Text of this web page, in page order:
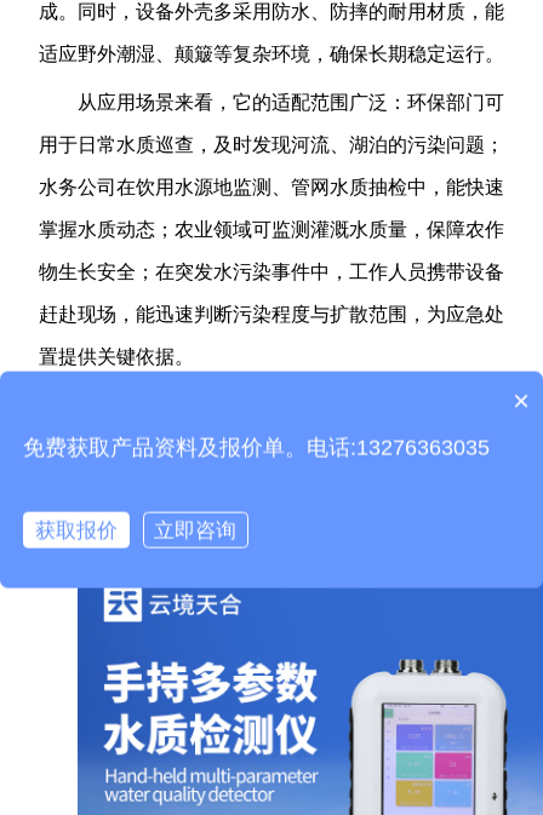
成。同时，设备外壳多采用防水、防摔的耐用材质，能
适应野外潮湿、颠簸等复杂环境，确保长期稳定运行。
从应用场景来看，它的适配范围广泛：环保部门可
用于日常水质巡查，及时发现河流、湖泊的污染问题；
水务公司在饮用水源地监测、管网水质抽检中，能快速
掌握水质动态；农业领域可监测灌溉水质量，保障农作
物生长安全；在突发水污染事件中，工作人员携带设备
赶赴现场，能迅速判断污染程度与扩散范围，为应急处
置提供关键依据。
数水质检测仪兼顾实用性与灵活性，既能满足精准检测
可或缺的便捷工具。
质保时间是多久？
×
免费获取产品资料及报价单。电话:13276363035
获取报价 立即咨询